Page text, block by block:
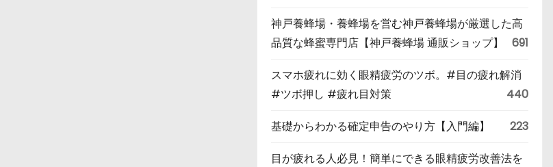
神戸養蜂場・養蜂場を営む神戸養蜂場が厳選した高
品質な蜂蜜専門店【神戸養蜂場 通販ショップ】
691
スマホ疲れに効く眼精疲労のツボ。#目の疲れ解消
#ツボ押し #疲れ目対策
440
基礎からわかる確定申告のやり方【入門編】 223
目が疲れる人必見！簡単にできる眼精疲労改善法を